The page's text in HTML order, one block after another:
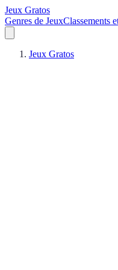
Jeux Gratos
Genres de JeuxClassements
Jeux Gratos